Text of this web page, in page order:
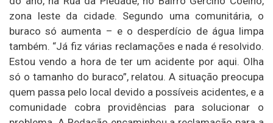
zona leste da cidade. Segundo uma comunitária, o
buraco só aumenta – e o desperdício de água limpa
também. “Já fiz várias reclamações e nada é resolvido.
Estou vendo a hora de ter um acidente por aqui. Olha
só o tamanho do buraco”, relatou. A situação preocupa
quem passa pelo local devido a possíveis acidentes, e a
comunidade cobra providências para solucionar o